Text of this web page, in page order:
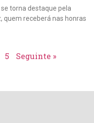
torna destaque pela
quem receberá nas honras
5 Seguinte »